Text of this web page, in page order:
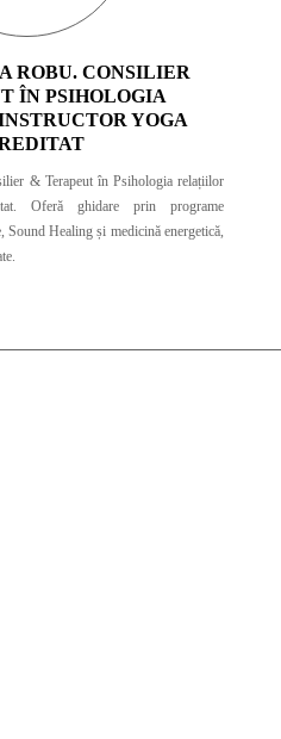
ROBU. CONSILIER
ÎN PSIHOLOGIA
YOGA
& Terapeut în Psihologia relațiilor
Oferă ghidare prin programe
Healing și medicină energetică,